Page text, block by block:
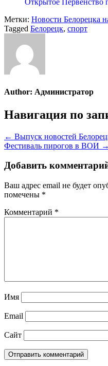
Открытое Первенство
Метки: Новости Белорецка
Tagged Белорецк, спорт
Author: Администратор
Навигация по
← Выпуск новостей
Фестиваль пирогов в ВОИ →
Добавить
Ваш адрес email не будет
помечены *
Комментарий *
Имя
Email
Сайт